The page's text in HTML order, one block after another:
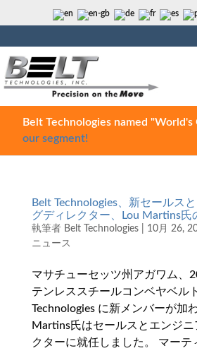
Belt Technologies named "World's
our segment!
Belt Technologies、新セールス
グディレクター、Lou Martins氏
執筆者 Belt Technologies| 10月 26,
ニュース
マサチューセッツ州アガワム、
テンレススチールコンベヤベル
Technologies に新メンバーが加
Martins氏はセールスとエンジニ
クターに就任しました。 マーテ